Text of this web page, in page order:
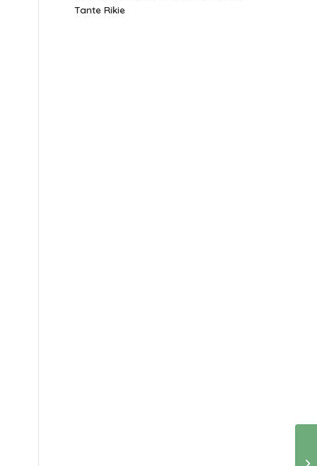
Tante Rikie